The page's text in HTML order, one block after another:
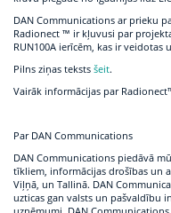
DAN Communications ar prieku
Radionect ™ ir kļuvusi par
RUN100A ierīcēm, kas ir
Pilns ziņas teksts šeit.
Vairāk informācijas par
Par DAN Communications
DAN Communications piedāvā
tīkliem, informācijas drošības un
Viļņā, un Tallinā. DAN
uzticas gan valsts un pašvaldību